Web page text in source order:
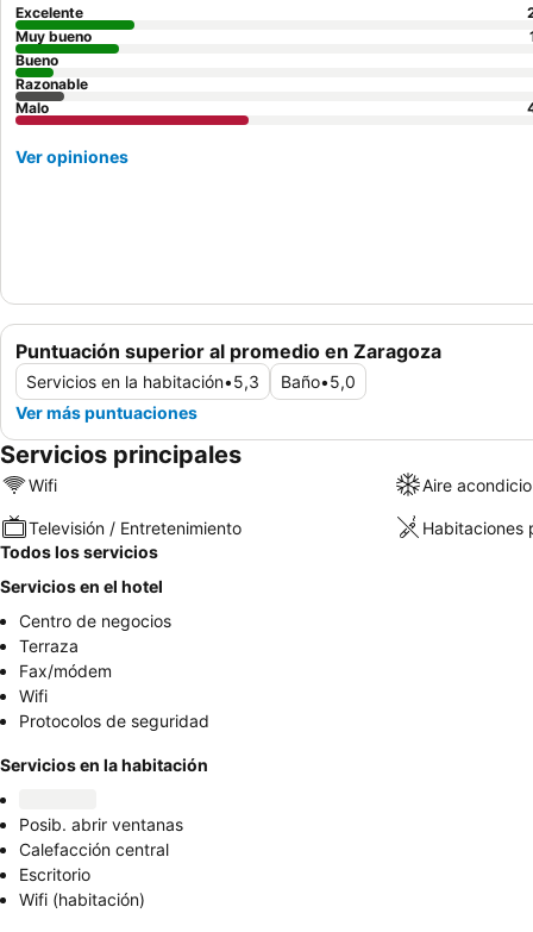
Puntuación superior al promedio en Zaragoza
Servicios en la habitación•5,3 Baño•5,0
Ver más puntuaciones
Excelente
Muy bueno
Bueno
Razonable
Malo
Ver opiniones
Servicios principales
Wifi Aire
Televisión / Entretenimiento
Habitaciones
Todos los servicios
Servicios en el hotel
Centro de negocios
Terraza
Fax/módem
Wifi
Protocolos de seguridad
Servicios en la habitación
Posib. abrir ventanas
Calefacción central
Escritorio
Wifi (habitación)